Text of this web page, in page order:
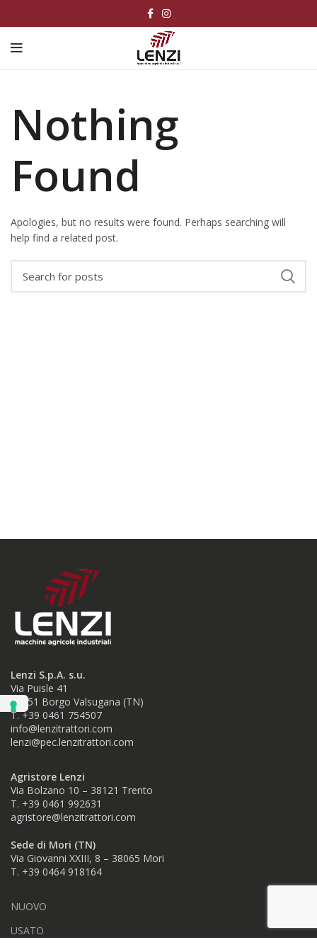
Nothing
Found
Apologies, but no results were found. Perhaps searching will
help find a related post.
Lenzi S.p.A. s.u.
Via Puisle 41
38051 Borgo Valsugana (TN)
T. +39 0461 754507
info@lenzitrattori.com
lenzi@pec.lenzitrattori.com
Agristore Lenzi
Via Bolzano 10 – 38121 Trento
T. +39 0461 992631
agristore@lenzitrattori.com
Sede di Mori (TN)
Via Giovanni XXIII, 8 – 38065 Mori
T. +39 0464 918164
NUOVO
USATO